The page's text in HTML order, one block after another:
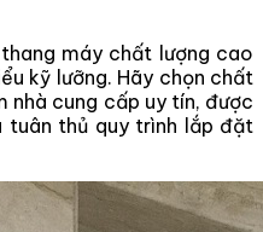
máy chất lượng cao
kỹ lưỡng. Hãy chọn chất
nhà cung cấp uy tín, được
thủ quy trình lắp đặt